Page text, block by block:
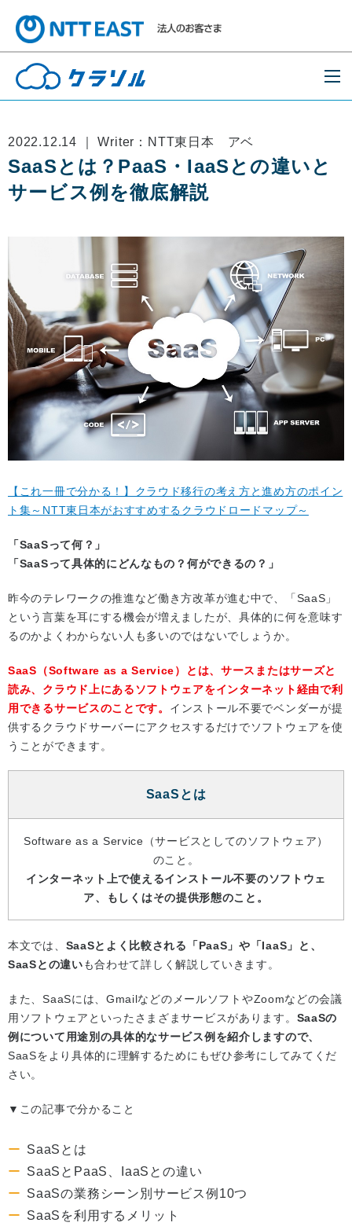
2022.12.14 ｜ Writer：NTT東日本 アベ
SaaSとは？PaaS・IaaSとの違いと
サービス例を徹底解説
【これ一冊で分かる！】クラウド移行の考え方と進め方のポイン
ト集～NTT東日本がおすすめするクラウドロードマップ～
「SaaSって何？」
「SaaSって具体的にどんなもの？何ができるの？」
昨今のテレワークの推進など働き方改革が進む中で、「SaaS」
という言葉を耳にする機会が増えましたが、具体的に何を意味す
るのかよくわからない人も多いのではないでしょうか。
SaaS（Software as a Service）とは、サースまたはサーズと
読み、クラウド上にあるソフトウェアをインターネット経由で利
用できるサービスのことです。 インストール不要でベンダーが提
供するクラウドサーバーにアクセスするだけでソフトウェアを使
うことができます。
SaaSとは
Software as a Service（サービスとしてのソフトウェア）
のこと。
インターネット上で使えるインストール不要のソフトウェ
ア、もしくはその提供形態のこと。
本文では、 SaaSとよく比較される「PaaS」や「IaaS」と、
SaaSとの違いも合わせて詳しく解説していきます。
また、SaaSには、GmailなどのメールソフトやZoomなどの会議
用ソフトウェアといったさまざまサービスがあります。 SaaSの
例について用途別の具体的なサービス例を紹介しますので、
SaaSをより具体的に理解するためにもぜひ参考にしてみてくだ
さい。
▼この記事で分かること
SaaSとは
SaaSとPaaS、IaaSとの違い
SaaSの業務シーン別サービス例10つ
SaaSを利用するメリット